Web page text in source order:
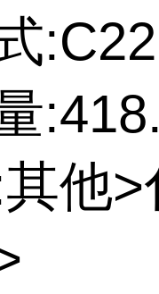
他